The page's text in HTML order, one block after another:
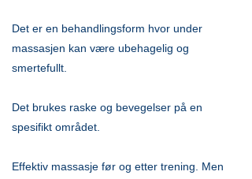
Det er en behandlingsform hvor under
massasjen kan være ubehagelig og
smertefullt.
Det brukes raske og bevegelser på en
spesifikt området.
Effektiv massasje før og etter trening. Men